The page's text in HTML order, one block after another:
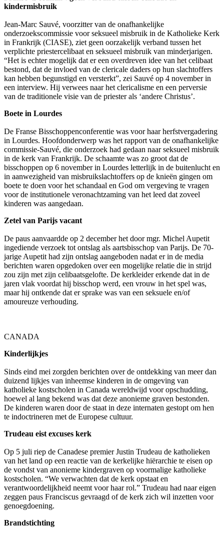
kindermisbruik
Jean-Marc Sauvé, voorzitter van de onafhankelijke
onderzoekscommissie voor seksueel misbruik in de Katholieke Kerk
in Frankrijk (CIASE), ziet geen oorzakelijk verband tussen het
verplichte priestercelibaat en seksueel misbruik van minderjarigen.
“Het is echter mogelijk dat er een overdreven idee van het celibaat
bestond, dat de invloed van de clericale daders op hun slachtoffers
kan hebben begunstigd en versterkt”, zei Sauvé op 4 november in
een interview. Hij verwees naar het clericalisme en een perversie
van de traditionele visie van de priester als ‘andere Christus’.
Boete in Lourdes
De Franse Bisschoppenconferentie was voor haar herfstvergadering
in Lourdes. Hoofdonderwerp was het rapport van de onafhankelijke
commissie-Sauvé, die onderzoek had gedaan naar seksueel misbruik
in de kerk van Frankrijk. De schaamte was zo groot dat de
bisschoppen op 6 november in Lourdes letterlijk in de buitenlucht en
in aanwezigheid van misbruikslachtoffers op de knieën gingen om
boete te doen voor het schandaal en God om vergeving te vragen
voor de institutionele veronachtzaming van het leed dat zoveel
kinderen was aangedaan.
Zetel van Parijs vacant
De paus aanvaardde op 2 december het door mgr. Michel Aupetit
ingediende verzoek tot ontslag als aartsbisschop van Parijs. De 70-
jarige Aupetit had zijn ontslag aangeboden nadat er in de media
berichten waren opgedoken over een mogelijke relatie die in strijd
zou zijn met zijn celibaatsgelofte. De kerkleider erkende dat in de
jaren vlak voordat hij bisschop werd, een vrouw in het spel was,
maar hij ontkende dat er sprake was van een seksuele en/of
amoureuze verhouding.
CANADA
Kinderlijkjes
Sinds eind mei zorgden berichten over de ontdekking van meer dan
duizend lijkjes van inheemse kinderen in de omgeving van
katholieke kostscholen in Canada wereldwijd voor opschudding,
hoewel al lang bekend was dat deze anonieme graven bestonden.
De kinderen waren door de staat in deze internaten gestopt om hen
te indoctrineren met de Europese cultuur.
Trudeau eist excuses kerk
Op 5 juli riep de Canadese premier Justin Trudeau de katholieken
van het land op een reactie van de kerkelijke hiërarchie te eisen op
de vondst van anonieme kindergraven op voormalige katholieke
kostscholen. “We verwachten dat de kerk opstaat en
verantwoordelijkheid neemt voor haar rol.” Trudeau had naar eigen
zeggen paus Franciscus gevraagd of de kerk zich wil inzetten voor
genoegdoening.
Brandstichting